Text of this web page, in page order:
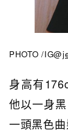
PHOTO /IG@
身高有
他以一身
一頭黑色